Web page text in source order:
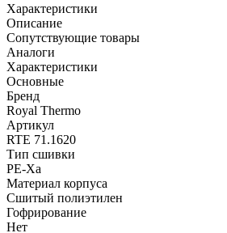
Характеристики
Описание
Сопутствующие товары
Аналоги
Характеристики
Основные
Бренд
Royal Thermo
Артикул
RTE 71.1620
Тип сшивки
PE-Xa
Материал корпуса
Сшитый полиэтилен
Гофрирование
Нет